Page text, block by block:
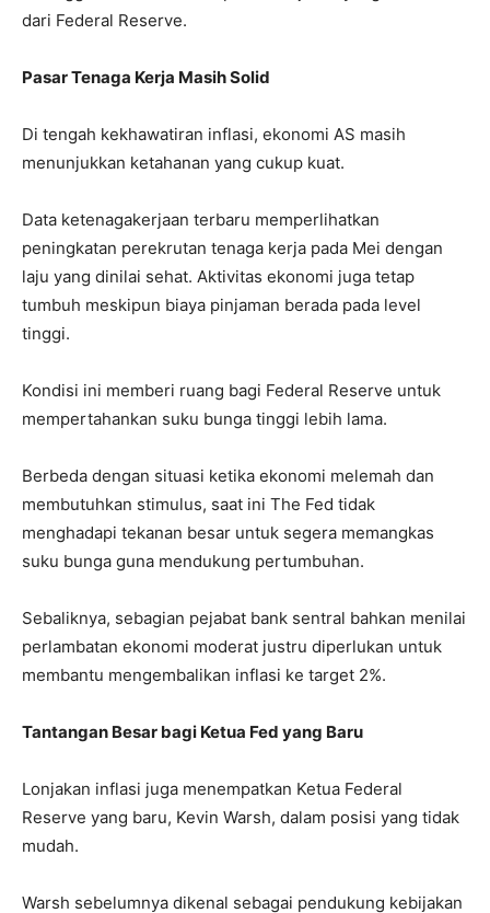
dari Federal Reserve.
Pasar Tenaga Kerja Masih Solid
Di tengah kekhawatiran inflasi, ekonomi AS masih
menunjukkan ketahanan yang cukup kuat.
Data ketenagakerjaan terbaru memperlihatkan
peningkatan perekrutan tenaga kerja pada Mei dengan
laju yang dinilai sehat. Aktivitas ekonomi juga tetap
tumbuh meskipun biaya pinjaman berada pada level
tinggi.
Kondisi ini memberi ruang bagi Federal Reserve untuk
mempertahankan suku bunga tinggi lebih lama.
Berbeda dengan situasi ketika ekonomi melemah dan
membutuhkan stimulus, saat ini The Fed tidak
menghadapi tekanan besar untuk segera memangkas
suku bunga guna mendukung pertumbuhan.
Sebaliknya, sebagian pejabat bank sentral bahkan menilai
perlambatan ekonomi moderat justru diperlukan untuk
membantu mengembalikan inflasi ke target 2%.
Tantangan Besar bagi Ketua Fed yang Baru
Lonjakan inflasi juga menempatkan Ketua Federal
Reserve yang baru, Kevin Warsh, dalam posisi yang tidak
mudah.
Warsh sebelumnya dikenal sebagai pendukung kebijakan